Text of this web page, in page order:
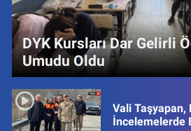
DYK Kursları Dar Gelirli
Umudu Oldu
Vali Taşyapan,
İncelemelerde